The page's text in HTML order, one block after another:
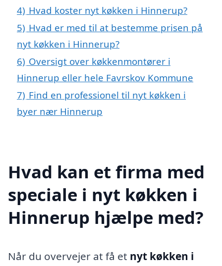
4) Hvad koster nyt køkken i Hinnerup?
5) Hvad er med til at bestemme prisen på
nyt køkken i Hinnerup?
6) Oversigt over køkkenmontører i
Hinnerup eller hele Favrskov Kommune
7) Find en professionel til nyt køkken i
byer nær Hinnerup
Hvad kan et firma med
speciale i nyt køkken i
Hinnerup hjælpe med?
Når du overvejer at få et nyt køkken i